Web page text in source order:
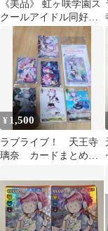
《美品》 虹ヶ咲学園ス
クールアイドル同好会
トレーディングカード
天王寺璃奈
¥ 1,500
ラブライブ！ 天王寺
璃奈 カードまとめ売